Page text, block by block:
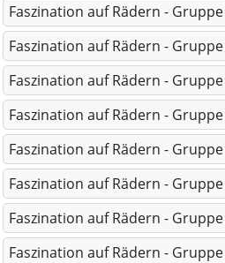
Faszination auf Rädern - Gruppe
Faszination auf Rädern -
Faszination auf Rädern -
Faszination auf Rädern -
Faszination auf Rädern -
Faszination auf Rädern - Gruppe
Faszination auf Rädern -
Faszination auf Rädern -